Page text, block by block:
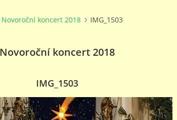
Novoroční koncert 2018 IMG_1503
Novoroční koncert 2018
IMG_1503